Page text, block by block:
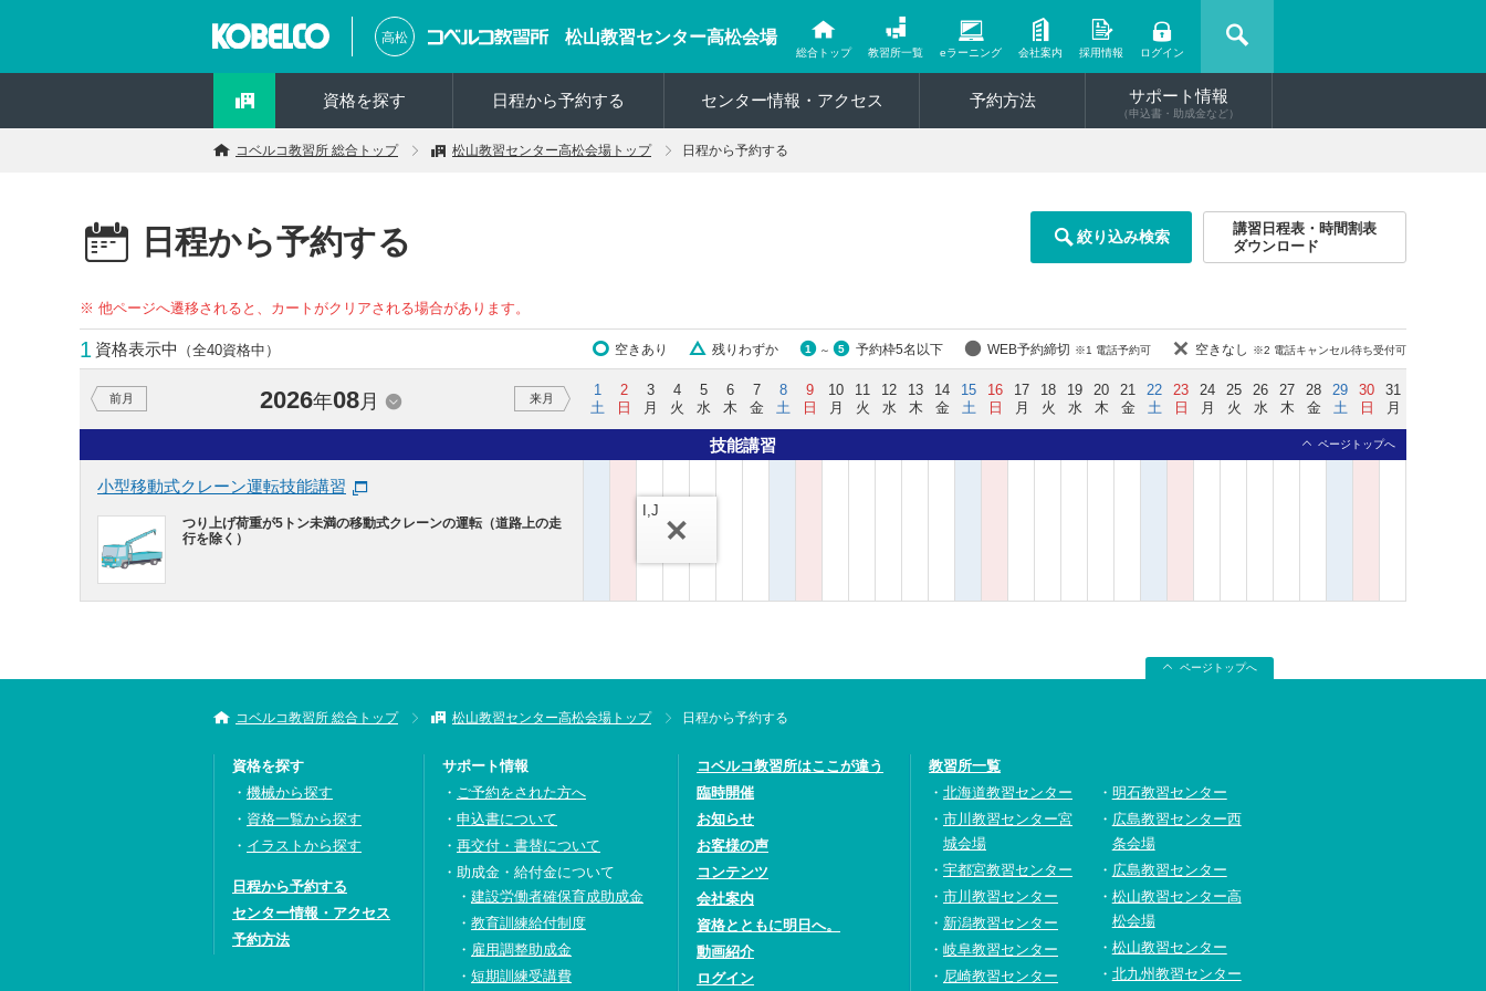
高松 松山教習センター高松会場
総合トップ 教習所一覧 eラーニング 会社案内 採用情報 ログイン
資格を探す 日程から予約する センター情報・アクセス 予約方法 サポート情報
（申込書・助成金など）
コベルコ教習所 総合トップ 松山教習センター高松会場トップ 日程から予約する
日程から予約する 絞り込み検索
講習日程表・時間割表
ダウンロード
※ 他ページへ遷移されると、カートがクリアされる場合があります。
1 資格表示中 （全40資格中） 空きあり 残りわずか 1 ～ 5 予約枠5名以下 WEB予約締切 ※1 電話予約可 空きなし ※2 電話キャンセル待ち受付可
前月 2026年08月 来月
1
土
2
日
3
月
4
火
5
水
6
木
7
金
8
土
9
日
10
月
11
火
12
水
13
木
14
金
15
土
16
日
17
月
18
火
19
水
20
木
21
金
22
土
23
日
24
月
25
火
26
水
27
木
28
金
29
土
30
日
31
月
技能講習 ページトップへ
小型移動式クレーン運転技能講習
つり上げ荷重が5トン未満の移動式クレーンの運転（道路上の走
行を除く）
I,J
ページトップへ
コベルコ教習所 総合トップ 松山教習センター高松会場トップ 日程から予約する
資格を探す
機械から探す
資格一覧から探す
イラストから探す
日程から予約する
センター情報・アクセス
予約方法
サポート情報
ご予約をされた方へ
申込書について
再交付・書替について
助成金・給付金について
建設労働者確保育成助成金
教育訓練給付制度
雇用調整助成金
短期訓練受講費
コベルコ教習所はここが違う
臨時開催
お知らせ
お客様の声
コンテンツ
会社案内
資格とともに明日へ。
動画紹介
ログイン
教習所一覧
北海道教習センター
市川教習センター宮
城会場
宇都宮教習センター
市川教習センター
新潟教習センター
岐阜教習センター
尼崎教習センター
明石教習センター
広島教習センター西
条会場
広島教習センター
松山教習センター高
松会場
松山教習センター
北九州教習センター